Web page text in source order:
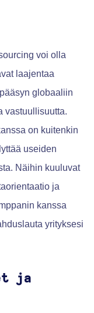
voi olla
laajentaa
globaaliin
vastuullisuutta.
on kuitenkin
useiden
Näihin kuuluvat
ja
kanssa
yrityksesi
ja